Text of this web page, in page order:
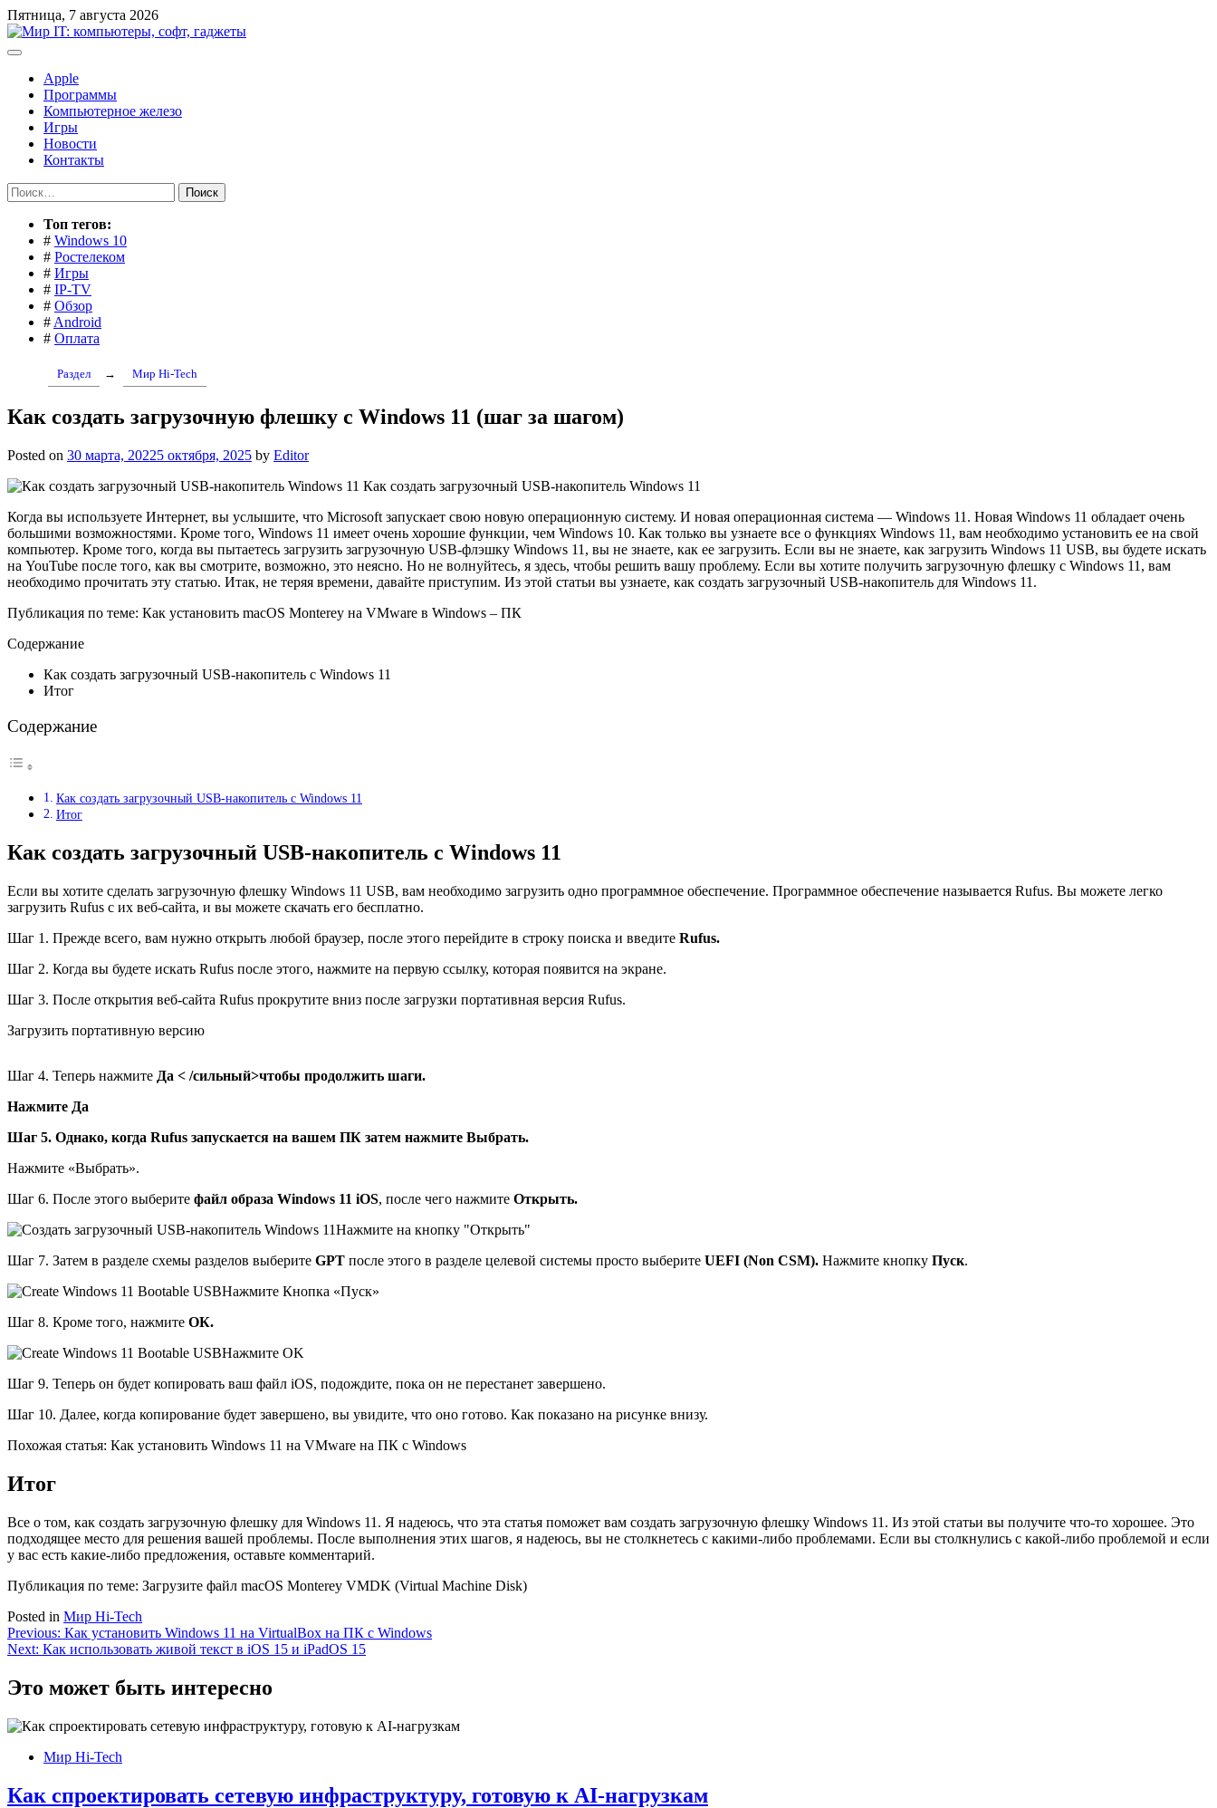
Перейти
к
содержимому
Пятница, 7 августа 2026
Apple
Программы
Компьютерное железо
Игры
Новости
Контакты
Найти:
Toп тегов:
# Windows 10
# Ростелеком
# Игры
# IP-TV
# Обзор
# Android
# Оплата
Раздел → Мир Hi-Tech
Как создать загрузочную флешку с Windows 11 (шаг за шагом)
Posted on 30 марта, 20225 октября, 2025 by Editor
Как создать загрузочный USB-накопитель Windows 11
Когда вы используете Интернет, вы услышите, что Microsoft запускает свою новую операционную систему. И новая операционная система — Windows 11. Новая Windows 11 обладает очень
большими возможностями. Кроме того, Windows 11 имеет очень хорошие функции, чем Windows 10. Как только вы узнаете все о функциях Windows 11, вам необходимо установить ее на свой
компьютер. Кроме того, когда вы пытаетесь загрузить загрузочную USB-флэшку Windows 11, вы не знаете, как ее загрузить. Если вы не знаете, как загрузить Windows 11 USB, вы будете искать
на YouTube после того, как вы смотрите, возможно, это неясно. Но не волнуйтесь, я здесь, чтобы решить вашу проблему. Если вы хотите получить загрузочную флешку с Windows 11, вам
необходимо прочитать эту статью. Итак, не теряя времени, давайте приступим. Из этой статьи вы узнаете, как создать загрузочный USB-накопитель для Windows 11.
Публикация по теме: Как установить macOS Monterey на VMware в Windows – ПК
Содержание
Как создать загрузочный USB-накопитель с Windows 11
Итог
Содержание
Как создать загрузочный USB-накопитель с Windows 11
Итог
Как создать загрузочный USB-накопитель с Windows 11
Если вы хотите сделать загрузочную флешку Windows 11 USB, вам необходимо загрузить одно программное обеспечение. Программное обеспечение называется Rufus. Вы можете легко
загрузить Rufus с их веб-сайта, и вы можете скачать его бесплатно.
Шаг 1. Прежде всего, вам нужно открыть любой браузер, после этого перейдите в строку поиска и введите Rufus.
Шаг 2. Когда вы будете искать Rufus после этого, нажмите на первую ссылку, которая появится на экране.
Шаг 3. После открытия веб-сайта Rufus прокрутите вниз после загрузки портативная версия Rufus.
Загрузить портативную версию
Шаг 4. Теперь нажмите Да < /сильный>чтобы продолжить шаги.
Нажмите Да
Шаг 5. Однако, когда Rufus запускается на вашем ПК затем нажмите Выбрать.
Нажмите «Выбрать».
Шаг 6. После этого выберите файл образа Windows 11 iOS, после чего нажмите Открыть.
Нажмите на кнопку "Открыть"
Шаг 7. Затем в разделе схемы разделов выберите GPT после этого в разделе целевой системы просто выберите UEFI (Non CSM). Нажмите кнопку Пуск.
Нажмите Кнопка «Пуск»
Шаг 8. Кроме того, нажмите ОК.
Нажмите OK
Шаг 9. Теперь он будет копировать ваш файл iOS, подождите, пока он не перестанет завершено.
Шаг 10. Далее, когда копирование будет завершено, вы увидите, что оно готово. Как показано на рисунке внизу.
Похожая статья: Как установить Windows 11 на VMware на ПК с Windows
Итог
Все о том, как создать загрузочную флешку для Windows 11. Я надеюсь, что эта статья поможет вам создать загрузочную флешку Windows 11. Из этой статьи вы получите что-то хорошее. Это
подходящее место для решения вашей проблемы. После выполнения этих шагов, я надеюсь, вы не столкнетесь с какими-либо проблемами. Если вы столкнулись с какой-либо проблемой и если
у вас есть какие-либо предложения, оставьте комментарий.
Публикация по теме: Загрузите файл macOS Monterey VMDK (Virtual Machine Disk)
Posted in Мир Hi-Tech
Навигация
по
записям
Previous: Как установить Windows 11 на VirtualBox на ПК с Windows
Next: Как использовать живой текст в iOS 15 и iPadOS 15
Это может быть интересно
Мир Hi-Tech
Как спроектировать сетевую инфраструктуру, готовую к AI-нагрузкам